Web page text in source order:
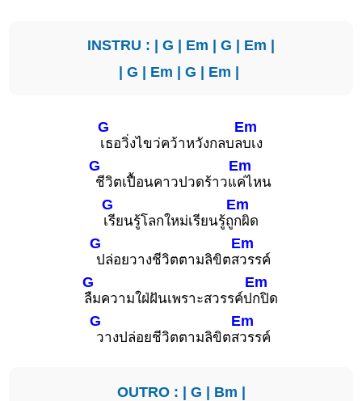
INSTRU : | G | Em | G | Em |
| G | Em | G | Em |
G
เธอวิ่งไขว่คว้าหวังกลบล
Em
บเง
G
ชีวิตเปื้อนคาวปวดร้าวแ
Em
ค่ไหน
G
เรียนรู้โลกใหม่เรียนรู้ถู
Em
กผิด
G
ปล่อยวางชีวิตตามลิขิตส
Em
วรรค์
G
ลืมความใฝ่ฝันเพราะสวรรค์ป
Em
กปิด
G
วางปล่อยชีวิตตามลิขิตส
Em
วรรค์
OUTRO : | G | Bm |